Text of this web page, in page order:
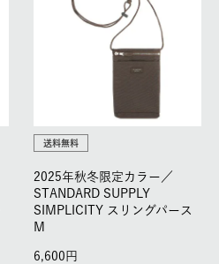
送料無料
2025年秋冬限定カラー／
STANDARD SUPPLY
SIMPLICITY スリングパース
M
6,600